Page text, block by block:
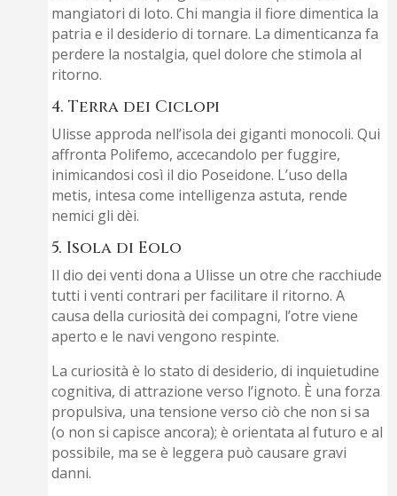
mangiatori di loto. Chi mangia il fiore dimentica la
patria e il desiderio di tornare. La dimenticanza fa
perdere la nostalgia, quel dolore che stimola al
ritorno.
4. Terra dei Ciclopi
Ulisse approda nell’isola dei giganti monocoli. Qui
affronta Polifemo, accecandolo per fuggire,
inimicandosi così il dio Poseidone. L’uso della
metis, intesa come intelligenza astuta, rende
nemici gli dèi.
5. Isola di Eolo
Il dio dei venti dona a Ulisse un otre che racchiude
tutti i venti contrari per facilitare il ritorno. A
causa della curiosità dei compagni, l’otre viene
aperto e le navi vengono respinte.
La curiosità è lo stato di desiderio, di inquietudine
cognitiva, di attrazione verso l’ignoto. È una forza
propulsiva, una tensione verso ciò che non si sa
(o non si capisce ancora); è orientata al futuro e al
possibile, ma se è leggera può causare gravi
danni.